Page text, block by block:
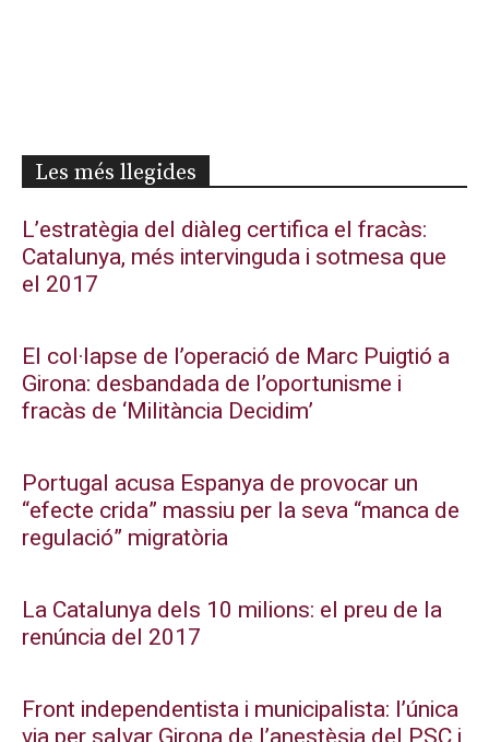
Les més llegides
L’estratègia del diàleg certifica el fracàs:
Catalunya, més intervinguda i sotmesa que
el 2017
El col·lapse de l’operació de Marc Puigtió a
Girona: desbandada de l’oportunisme i
fracàs de ‘Militància Decidim’
Portugal acusa Espanya de provocar un
“efecte crida” massiu per la seva “manca de
regulació” migratòria
La Catalunya dels 10 milions: el preu de la
renúncia del 2017
Front independentista i municipalista: l’única